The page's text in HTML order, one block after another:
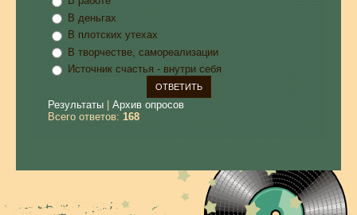
В деньгах
В плотских утехах
В творчестве, самореализации
Источник счастья - внутри себя
Результаты
Архив опросов
Всего ответов: 168